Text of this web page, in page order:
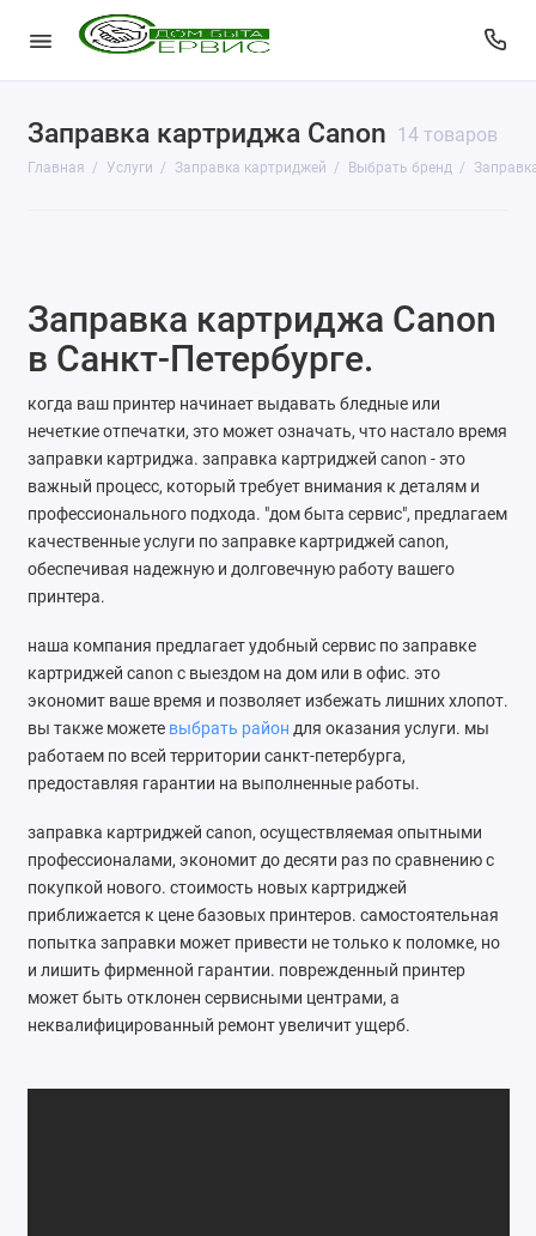
Заправка картриджа Canon 14 товаров
Главная Услуги Заправка картриджей Выбрать бренд
КопиЦентр
Заправка картриджей
Изготовление ключей
Пульты для ворот и шлагбаумов
Ремонт чемоданов
Ателье
Заточка инструментов
Ремонт сумок
Ремонт зонтов
Ремонт очков
Ремонт часов
Ремонт мелкой бытовой техники
Ремонт брелков автосигнализации
Заправка картриджа Canon
в Санкт-Петербурге.
когда ваш принтер начинает выдавать бледные или
нечеткие отпечатки, это может означать, что настало время
заправки картриджа. заправка картриджей canon - это
важный процесс, который требует внимания к деталям и
профессионального подхода. "дом быта сервис", предлагаем
качественные услуги по заправке картриджей canon,
обеспечивая надежную и долговечную работу вашего
принтера.
наша компания предлагает удобный сервис по заправке
картриджей canon с выездом на дом или в офис. это
экономит ваше время и позволяет избежать лишних хлопот.
вы также можете выбрать район для оказания услуги. мы
работаем по всей территории санкт-петербурга,
предоставляя гарантии на выполненные работы.
заправка картриджей canon, осуществляемая опытными
профессионалами, экономит до десяти раз по сравнению с
покупкой нового. стоимость новых картриджей
приближается к цене базовых принтеров. самостоятельная
попытка заправки может привести не только к поломке, но
и лишить фирменной гарантии. поврежденный принтер
может быть отклонен сервисными центрами, а
неквалифицированный ремонт увеличит ущерб.